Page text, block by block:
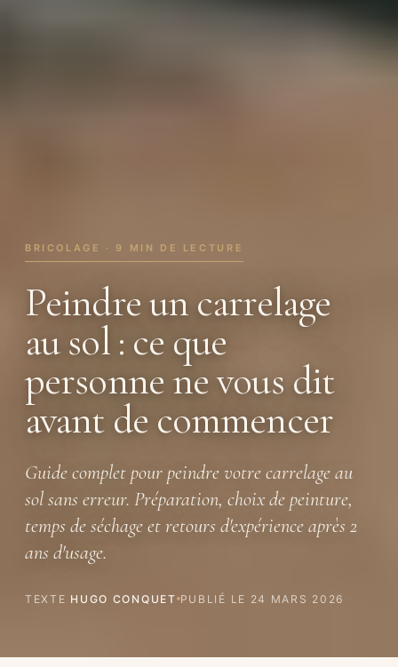
BRICOLAGE · 9 MIN DE LECTURE
Peindre un carrelage
au sol : ce que
personne ne vous dit
avant de commencer
Guide complet pour peindre votre carrelage au
sol sans erreur. Préparation, choix de peinture,
temps de séchage et retours d'expérience après 2
ans d'usage.
TEXTE HUGO CONQUET PUBLIÉ LE 24 MARS 2026